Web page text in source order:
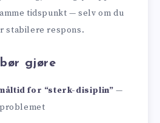
tidspunkt — selv om du
stabilere respons.
gjøre
for “sterk-disiplin” —